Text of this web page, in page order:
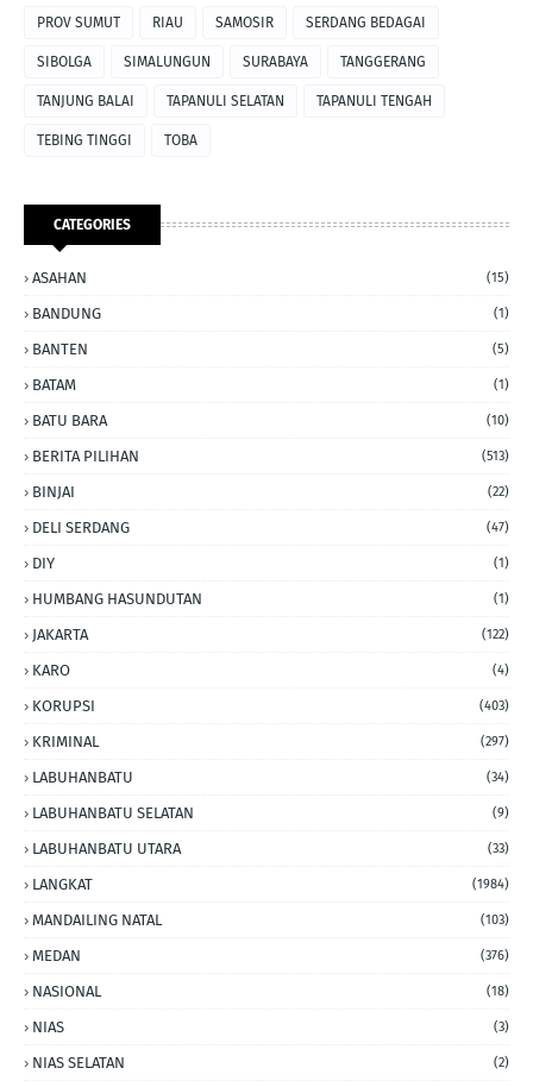
PROV SUMUT RIAU SAMOSIR SERDANG BEDAGAI
SIBOLGA SIMALUNGUN SURABAYA TANGGERANG
TANJUNG BALAI TAPANULI SELATAN TAPANULI TENGAH
TEBING TINGGI TOBA
CATEGORIES
ASAHAN (15)
BANDUNG (1)
BANTEN (5)
BATAM (1)
BATU BARA (10)
BERITA PILIHAN (513)
BINJAI (22)
DELI SERDANG (47)
DIY (1)
HUMBANG HASUNDUTAN (1)
JAKARTA (122)
KARO (4)
KORUPSI (403)
KRIMINAL (297)
LABUHANBATU (34)
LABUHANBATU SELATAN (9)
LABUHANBATU UTARA (33)
LANGKAT (1984)
MANDAILING NATAL (103)
MEDAN (376)
NASIONAL (18)
NIAS (3)
NIAS SELATAN (2)